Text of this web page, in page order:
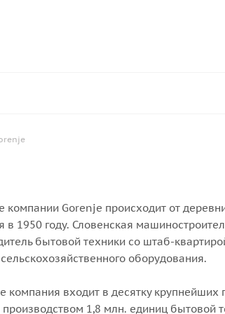
компании Gorenje происходит от
в 1950 году. Словенская
бытовой техники со штаб-
оборудования.
компания входит в десятку
производством 1,8 млн. единиц